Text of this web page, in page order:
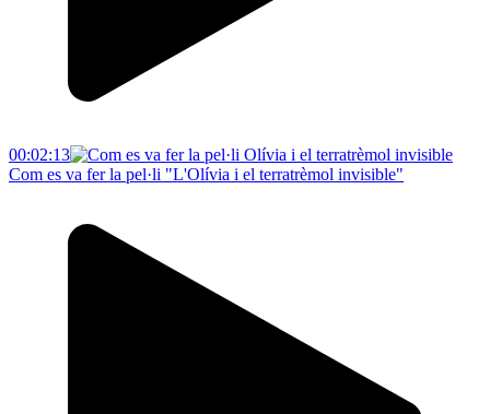
00:02:13
Com es va fer la pel·li "L'Olívia i el terratrèmol invisible"